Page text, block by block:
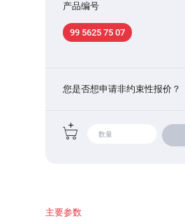
产品编号
99 5625 75 07
您是否想申请非约束性报价？
主要参数